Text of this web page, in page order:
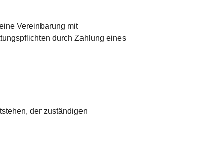
Vereinbarung mit
durch Zahlung eines
der zuständigen